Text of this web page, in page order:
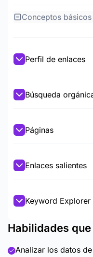
Conceptos
Perfil de enlaces
Búsqueda
Páginas
Enlaces salientes
Keyword Explorer
Habilidades
Analizar los datos